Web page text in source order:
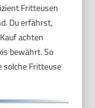
Fritteusen
Du erfährst,
achten
bewährt. So
solche Fritteuse